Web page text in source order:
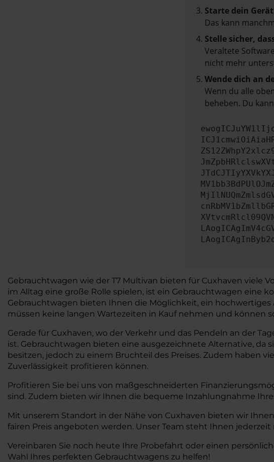
Starte dein
Das kann
Stelle sicher,
Veraltete
nicht mehr
Wende dich an
Wenn du alle
beheben. Du
Gebrauchtwagen wie der T7 Multivan bieten für Cuxhaven viele
im Alltag eine große Rolle spielen, ist ein Gebrauchtwagen eine
Gebrauchtwagen bieten Ihnen die Möglichkeit, ein
müssen keine langen Wartezeiten in Kauf nehmen und können
Gerade für Cuxhaven, wo der Verkehr und das Pendeln an der
ist. Gebrauchtwagen bieten eine ausgezeichnete Alternative,
besitzen, jedoch zu einem Bruchteil des Preises. Zudem haben
Zuverlässigkeit profitieren können.
Profitieren Sie bei uns von maßgeschneiderten
sind. Zudem bieten wir Ihnen die bequeme Inzahlungnahme
Mit unserem Standort in der Nähe von Cuxhaven bieten wir
fairen Preis angeboten werden. Unser Team steht Ihnen
Vereinbaren Sie noch heute Ihre Probefahrt oder einen
Wahl Ihres perfekten Gebrauchtwagens zu helfen!